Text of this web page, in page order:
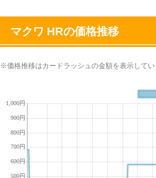
マクワ HRの価格推移
※価格推移はカードラッシュの金額を表示して